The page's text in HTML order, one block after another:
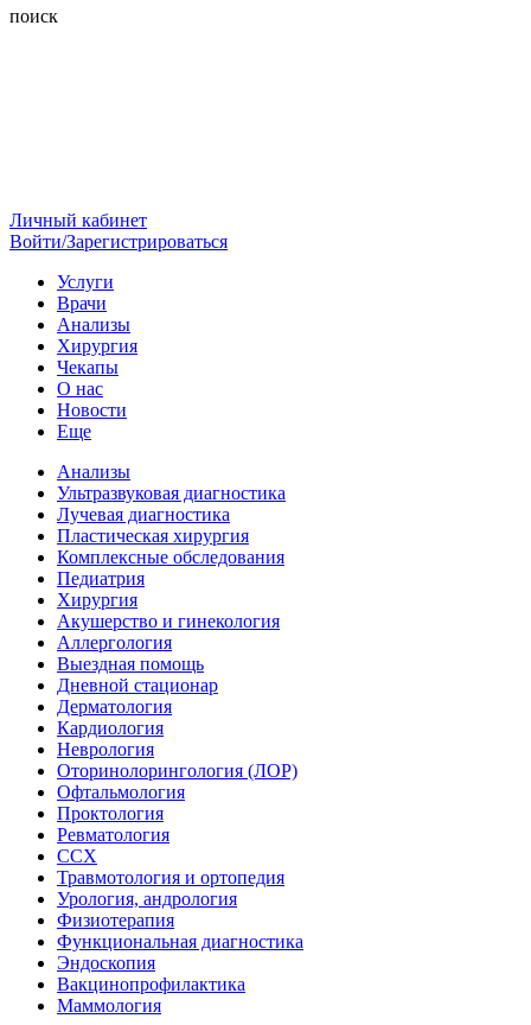
поиск
Личный кабинет
Войти/Зарегистрироваться
Услуги
Врачи
Анализы
Хирургия
Чекапы
О нас
Новости
Еще
Анализы
Ультразвуковая диагностика
Лучевая диагностика
Пластическая хирургия
Комплексные обследования
Педиатрия
Хирургия
Акушерство и гинекология
Аллергология
Выездная помощь
Дневной стационар
Дерматология
Кардиология
Неврология
Оторинолорингология (ЛОР)
Офтальмология
Проктология
Ревматология
ССХ
Травмотология и ортопедия
Урология, андрология
Физиотерапия
Функциональная диагностика
Эндоскопия
Вакцинопрофилактика
Маммология